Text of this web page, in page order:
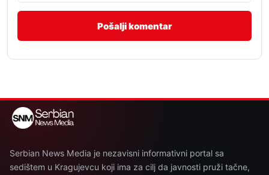
Serbian News Media je nezavisni informativni portal sa
sedištem u Kragujevcu koji ima za cilj da javnosti pruži tačne,